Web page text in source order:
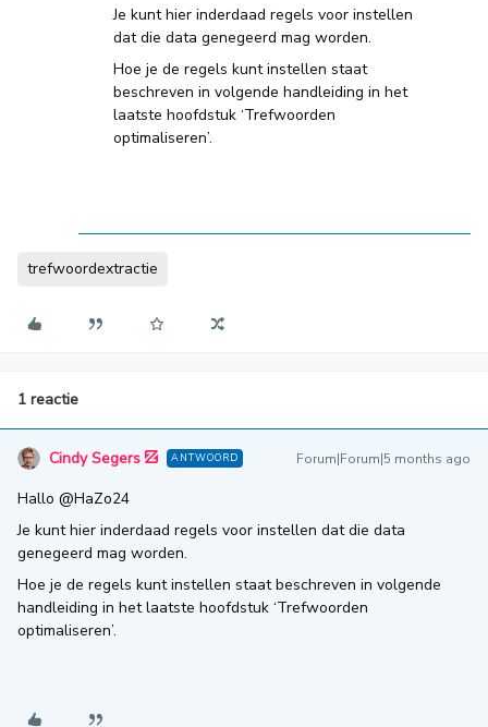
Je kunt hier inderdaad regels voor instellen
dat die data genegeerd mag worden.
Hoe je de regels kunt instellen staat
beschreven in volgende handleiding in het
laatste hoofdstuk ‘Trefwoorden
optimaliseren’.
trefwoordextractie
1 reactie
Cindy Segers ANTWOORD Forum|Forum|5 months ago
Hallo ​ @HaZo24
Je kunt hier inderdaad regels voor instellen dat die data
genegeerd mag worden.
Hoe je de regels kunt instellen staat beschreven in volgende
handleiding in het laatste hoofdstuk ‘Trefwoorden
optimaliseren’.